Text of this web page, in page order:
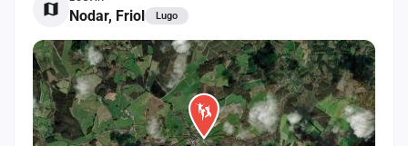
Nodar, Friol Lugo